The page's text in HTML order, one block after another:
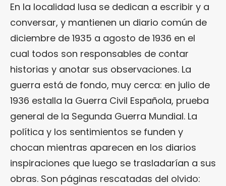
En la localidad lusa se dedican a escribir y a
conversar, y mantienen un diario común de
diciembre de 1935 a agosto de 1936 en el
cual todos son responsables de contar
historias y anotar sus observaciones. La
guerra está de fondo, muy cerca: en julio de
1936 estalla la Guerra Civil Española, prueba
general de la Segunda Guerra Mundial. La
política y los sentimientos se funden y
chocan mientras aparecen en los diarios
inspiraciones que luego se trasladarían a sus
obras. Son páginas rescatadas del olvido: